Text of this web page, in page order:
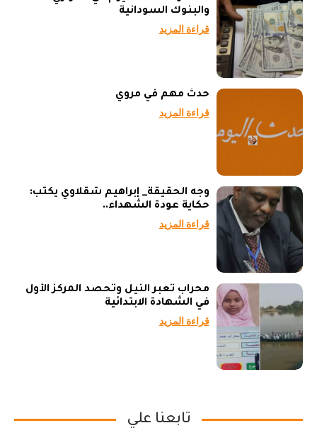
والبنوك السودانية
قراءة المزيد
حدث مهم في مروي
قراءة المزيد
وجه الحقيقة_ إبراهيم شقلاوي يكتب:
حكاية عودة الشهداء..
قراءة المزيد
محراب تعبر النيل وتحصد المركز الأول
في الشهادة الابتدائية
قراءة المزيد
تابعنا علي